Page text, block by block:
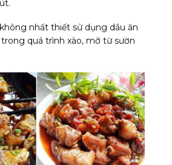
nhất thiết sử dụng dầu ăn
trong quá trình xào, mỡ từ sườn